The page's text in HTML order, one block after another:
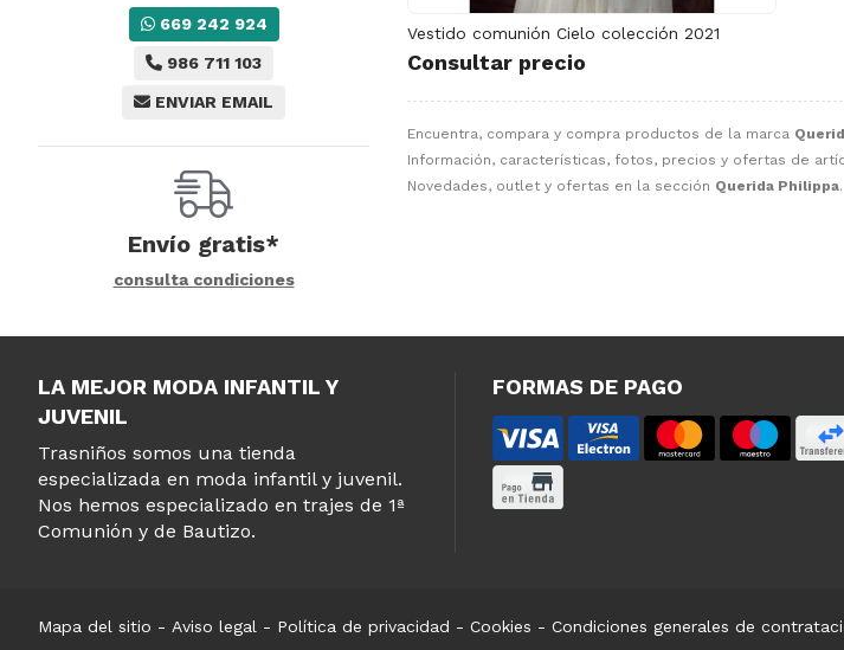
Encuentra, compara y compra productos de la marca
Información, características, fotos, precios y ofertas de
Novedades, outlet y ofertas en la sección Querida Philippa.
Vestido comunión Cielo colección 2021
Consultar precio
669 242 924
986 711 103
ENVIAR EMAIL
Envío gratis*
consulta condiciones
LA MEJOR MODA INFANTIL Y
JUVENIL
Trasniños somos una tienda
especializada en moda infantil y juvenil.
Nos hemos especializado en trajes de 1ª
Comunión y de Bautizo.
FORMAS DE PAGO
Mapa del sitio - Aviso legal - Política de privacidad - Cookies - Condiciones generales de